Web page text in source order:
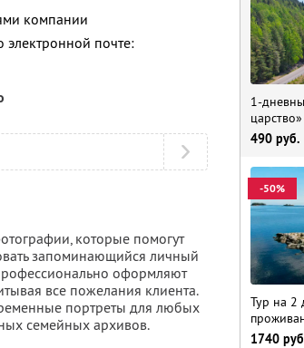
компании
почте:
которые помогут
запоминающийся личный
оформляют
все пожелания клиента.
портреты для любых
семейных архивов.
1-
490 руб.
-50%
Тур на 2
1740